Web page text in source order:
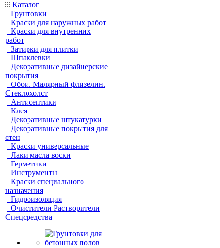
Каталог
Грунтовки
Краски для наружных работ
Краски для внутренних
работ
Затирки для плитки
Шпаклевки
Декоративные дизайнерские
покрытия
Обои. Малярный флизелин.
Стеклохолст
Антисептики
Клея
Декоративные штукатурки
Декоративные покрытия для
стен
Краски универсальные
Лаки масла воски
Герметики
Инструменты
Краски специального
назначения
Гидроизоляция
Очистители Растворители
Спецсредства